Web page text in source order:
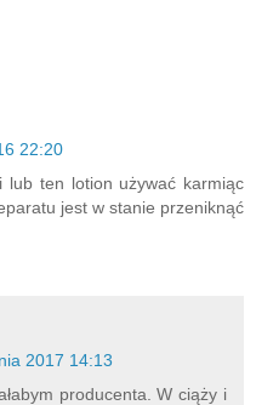
22:20
lub ten lotion używać karmiąc
jest w stanie przeniknąć
2017 14:13
producenta. W ciąży i